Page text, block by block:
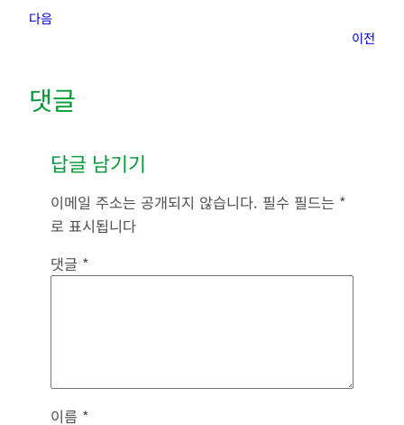
다음
이전
댓글
답글 남기기
이메일 주소는 공개되지 않습니다. 필수 필드는 *
로 표시됩니다
댓글 *
이름 *